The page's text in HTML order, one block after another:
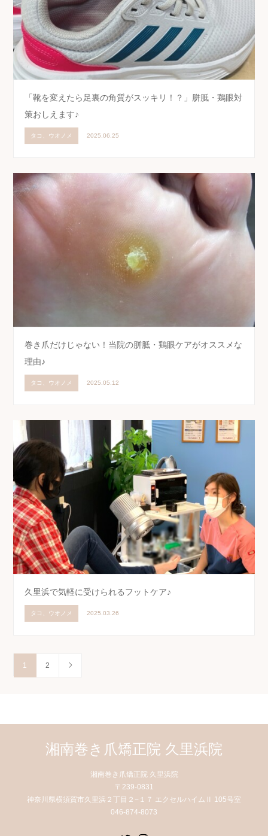
「靴を変えたら足裏の角質がスッキリ！？」胼胝・鶏眼対
策おしえます♪
タコ、ウオノメ 2025.06.25
巻き爪だけじゃない！当院の胼胝・鶏眼ケアがオススメな
理由♪
タコ、ウオノメ 2025.05.12
久里浜で気軽に受けられるフットケア♪
タコ、ウオノメ 2025.03.26
1 2
湘南巻き爪矯正院 久里浜院
湘南巻き爪矯正院 久里浜院
〒239-0831
神奈川県横須賀市久里浜２丁目２−１７ エクセルハイムⅡ 105号室
046-874-8073